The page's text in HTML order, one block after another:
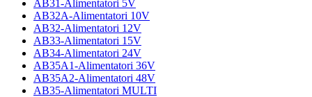
AB31-Alimentatori 5V
AB32A-Alimentatori 10V
AB32-Alimentatori 12V
AB33-Alimentatori 15V
AB34-Alimentatori 24V
AB35A1-Alimentatori 36V
AB35A2-Alimentatori 48V
AB35-Alimentatori MULTI